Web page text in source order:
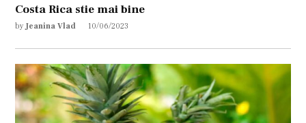
Costa Rica stie mai bine
by Jeanina Vlad 10/06/2023